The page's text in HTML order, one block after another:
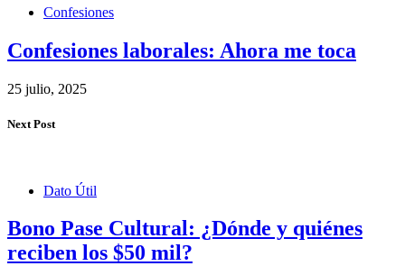
Confesiones
Confesiones laborales: Ahora me toca
25 julio, 2025
Next Post
Dato Útil
Bono Pase Cultural: ¿Dónde y quiénes
reciben los $50 mil?